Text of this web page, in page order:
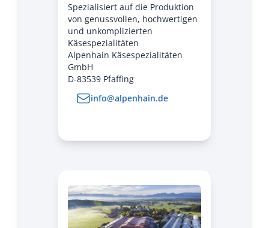
Spezialisiert auf die Produktion
von genussvollen, hochwertigen
und unkomplizierten
Käsespezialitäten
Alpenhain Käsespezialitäten
GmbH
D-83539 Pfaffing
info@alpenhain.de